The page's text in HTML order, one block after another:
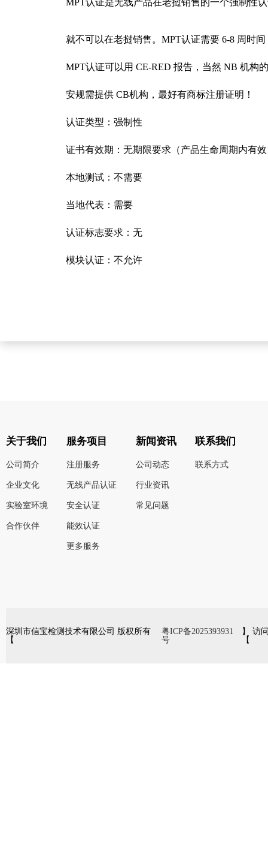
MPT认证是无线产品在老挝销售的一个强制性
就不可以在老挝销售。MPT认证需要 6-8 周时
MPT认证可以用 CE-RED 报告，当然 NB 机构
安规需提供 CB机构，最好有商标注册证明！
认证类型：强制性
证书有效期：无期限要求（产品生命周期内有
本地测试：不需要
当地代表：需要
认证标志要求：无
模块认证：不允许
关于我们
公司简介
企业文化
实验室环境
合作伙伴
服务项目
注册服务
无线产品认证
安全认证
能效认证
更多服务
新闻资讯
公司动态
行业资讯
常见问题
联系我们
联系方式
深圳市信宝检测技术有限公司 版权所有
【
粤ICP备2025393931
号
】 访
【